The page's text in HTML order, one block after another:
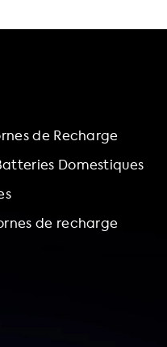
de Recharge
Domestiques
de recharge